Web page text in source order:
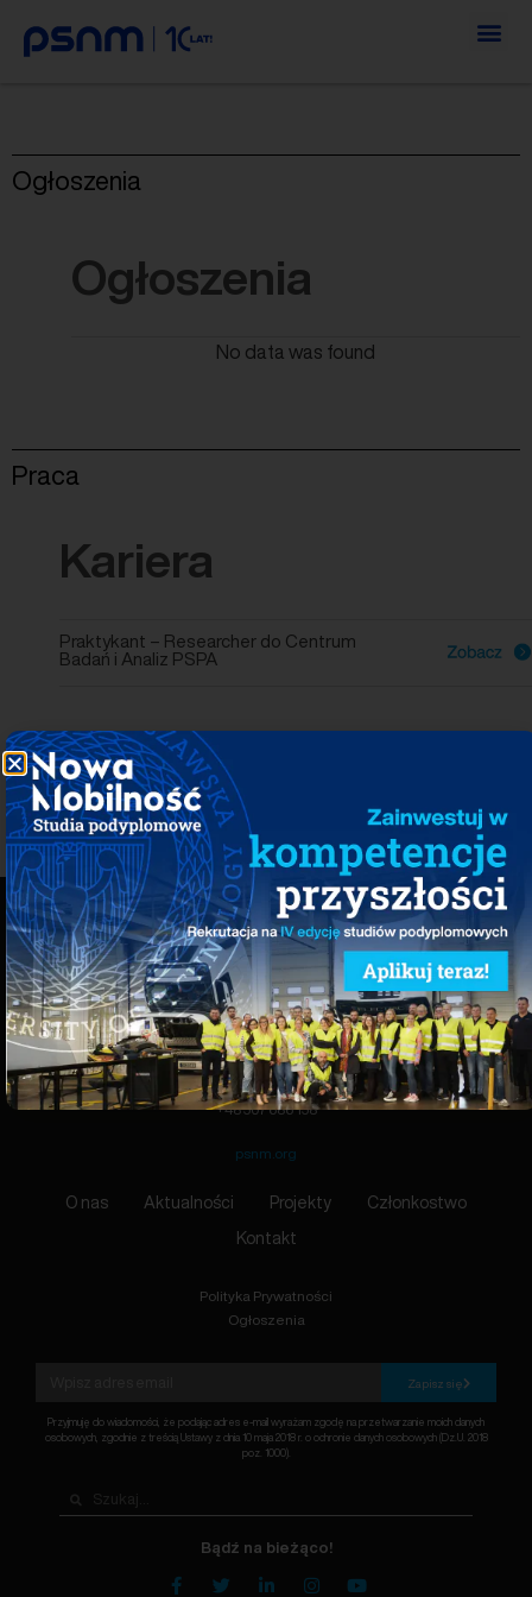
Ogłoszenia
Ogłoszenia
No data was found
Praca
Kariera
Praktykant – Researcher do Centrum
Badań i Analiz PSPA
Polskie Stowarzyszenie Nowej Mobilności
Fabryczna 5A
00-446 Warszawa
biuro@psnm.org
+48 507 686 158
psnm.org
O nas Aktualności Projekty Członkostwo
Kontakt
Polityka Prywatności
Ogłoszenia
Zapisz się
Przyjmuję do wiadomości, że podając adres e-mail wyrażam zgodę na przetwarzanie moich danych
osobowych, zgodnie z treścią Ustawy z dnia 10 maja 2018 r. o ochronie danych osobowych (Dz.U. 2018
poz. 1000).
Bądź na bieżąco!